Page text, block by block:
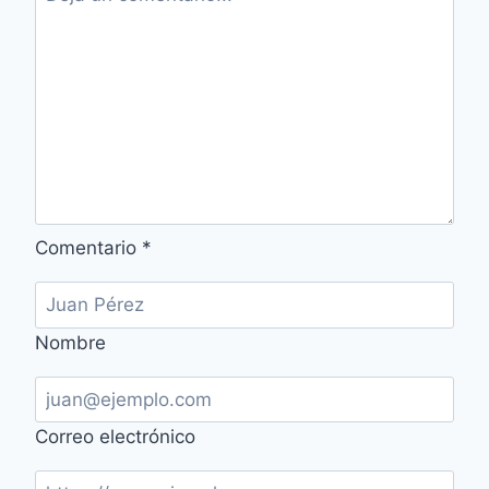
Comentario *
Nombre
Correo electrónico